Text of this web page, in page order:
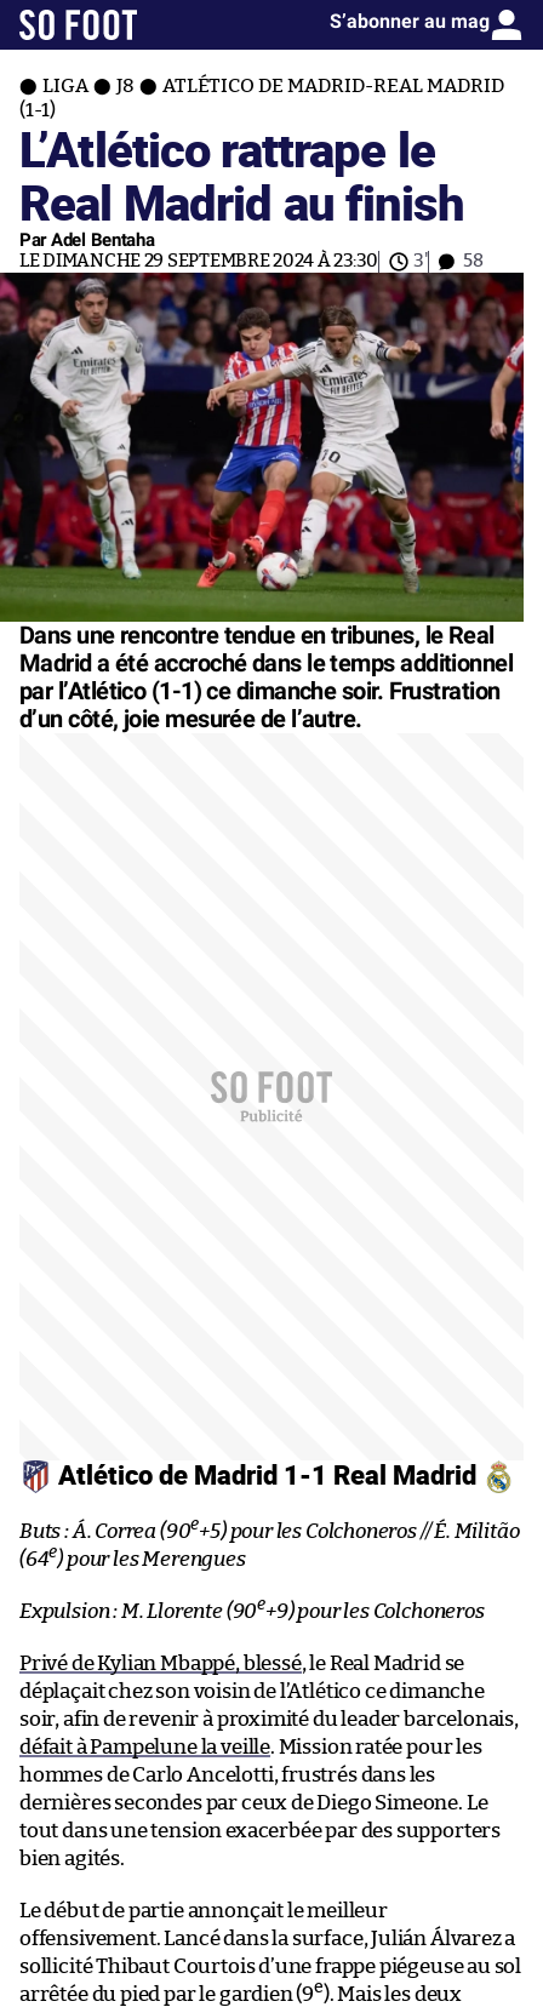
S’abonner au mag
LIGA J8
ATLÉTICO DE MADRID-REAL MADRID
(1-1)
L’Atlético rattrape le
Real Madrid au finish
Par Adel Bentaha
LE DIMANCHE 29 SEPTEMBRE 2024 À 23:30 3' 58
Dans une rencontre tendue en tribunes, le Real
Madrid a été accroché dans le temps additionnel
par l’Atlético (1-1) ce dimanche soir. Frustration
d’un côté, joie mesurée de l’autre.
Atlético de Madrid 1-1 Real Madrid
Buts : Á. Correa (90e+5) pour les Colchoneros // É. Militão
(64e) pour les Merengues
Expulsion : M. Llorente (90e+9) pour les Colchoneros
Privé de Kylian Mbappé, blessé, le Real Madrid se
déplaçait chez son voisin de l’Atlético ce dimanche
soir, afin de revenir à proximité du leader barcelonais,
défait à Pampelune la veille. Mission ratée pour les
hommes de Carlo Ancelotti, frustrés dans les
dernières secondes par ceux de Diego Simeone. Le
tout dans une tension exacerbée par des supporters
bien agités.
Le début de partie annonçait le meilleur
offensivement. Lancé dans la surface, Julián Álvarez a
sollicité Thibaut Courtois d’une frappe piégeuse au sol
arrêtée du pied par le gardien (9e). Mais les deux